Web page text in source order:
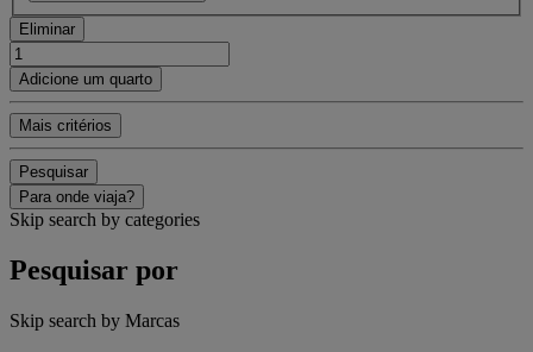
Eliminar
Adicione um quarto
Mais critérios
Pesquisar
Para onde viaja?
Skip search by categories
Pesquisar por
Skip search by Marcas